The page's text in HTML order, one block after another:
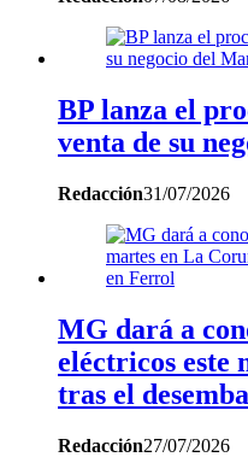
BP lanza el
venta de su
Redacción31/07/2026
MG dará a
eléctricos este
tras el
Redacción27/07/2026